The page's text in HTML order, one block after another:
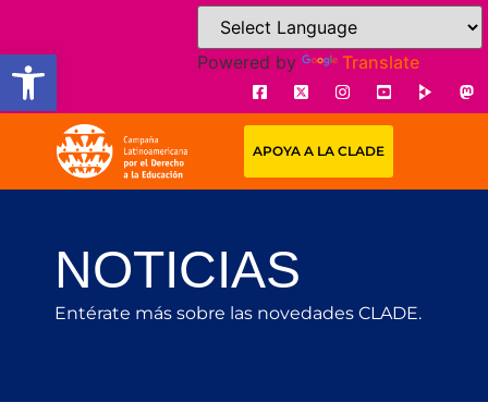
Open toolbarPowered by Translate
APOYA A LA CLADE
NOTICIAS
Entérate más sobre las novedades CLADE.